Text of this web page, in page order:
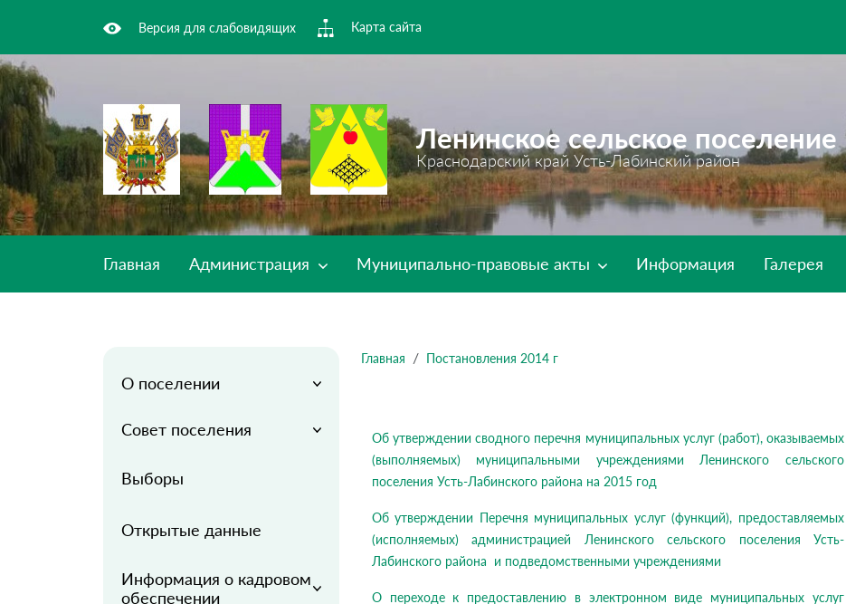
Версия для слабовидящих Карта сайта
Ленинское сельское поселение
Краснодарский край Усть-Лабинский район
Главная Администрация Муниципально-правовые акты Информация Галерея
О поселении
Совет поселения
Выборы
Открытые данные
Информация о кадровом
обеспечении
Главная Постановления 2014 г
Об утверждении сводного перечня муниципальных услуг (работ), оказываемых
(выполняемых) муниципальными учреждениями Ленинского сельского
поселения Усть-Лабинского района на 2015 год
Об утверждении Перечня муниципальных услуг (функций), предоставляемых
(исполняемых) администрацией Ленинского сельского поселения Усть-
Лабинского района и подведомственными учреждениями
О переходе к предоставлению в электронном виде муниципальных услуг